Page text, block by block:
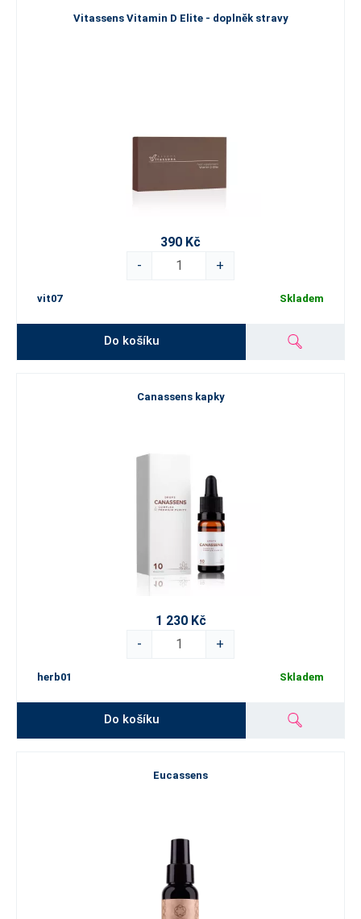
Vitassens Vitamin D Elite - doplněk stravy
390 Kč
-
+
vit07 Skladem
Do košíku
Canassens kapky
1 230 Kč
-
+
herb01 Skladem
Do košíku
Eucassens